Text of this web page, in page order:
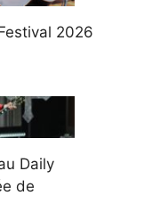
2026
Daily
de